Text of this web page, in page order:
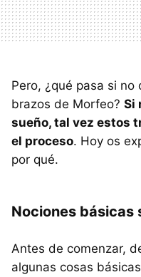
Pero, ¿qué pasa si
brazos de Morfeo? Si
sueño, tal vez estos
el proceso. Hoy os
por qué.
Nociones básicas
Antes de comenzar,
algunas cosas